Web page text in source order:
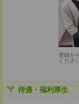
登録か
くださ
待遇・福利厚生